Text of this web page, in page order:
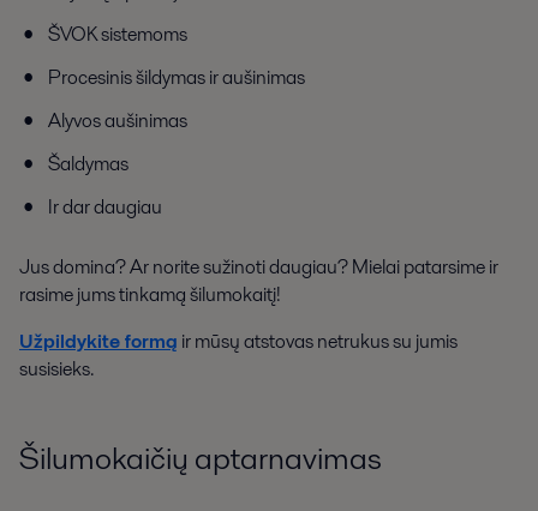
ŠVOK sistemoms
Procesinis šildymas ir aušinimas
Alyvos aušinimas
Šaldymas
Ir dar daugiau
Jus domina? Ar norite sužinoti daugiau? Mielai patarsime ir
rasime jums tinkamą šilumokaitį!
Užpildykite formą ir mūsų atstovas netrukus su jumis
susisieks.
Šilumokaičių aptarnavimas